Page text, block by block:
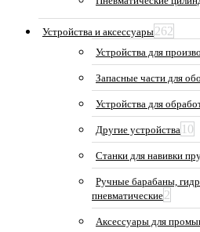
Устройства и аксессуары262
Устройства для
Запасные части для
Устройства для
Другие устройства 10
Станки для навивки
Ручные барабаны,
пневматические2
Аксессуары для